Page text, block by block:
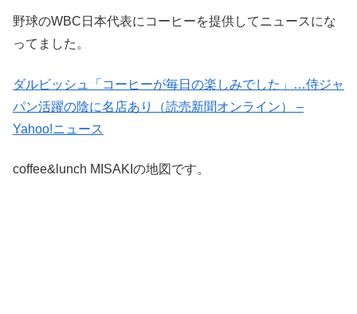
野球のWBC日本代表にコーヒーを提供してニュースにな
ってました。
ダルビッシュ「コーヒーが毎日の楽しみでした」…侍ジャ
パン活躍の陰に名店あり（読売新聞オンライン） –
Yahoo!ニュース
coffee&lunch MISAKIの地図です。